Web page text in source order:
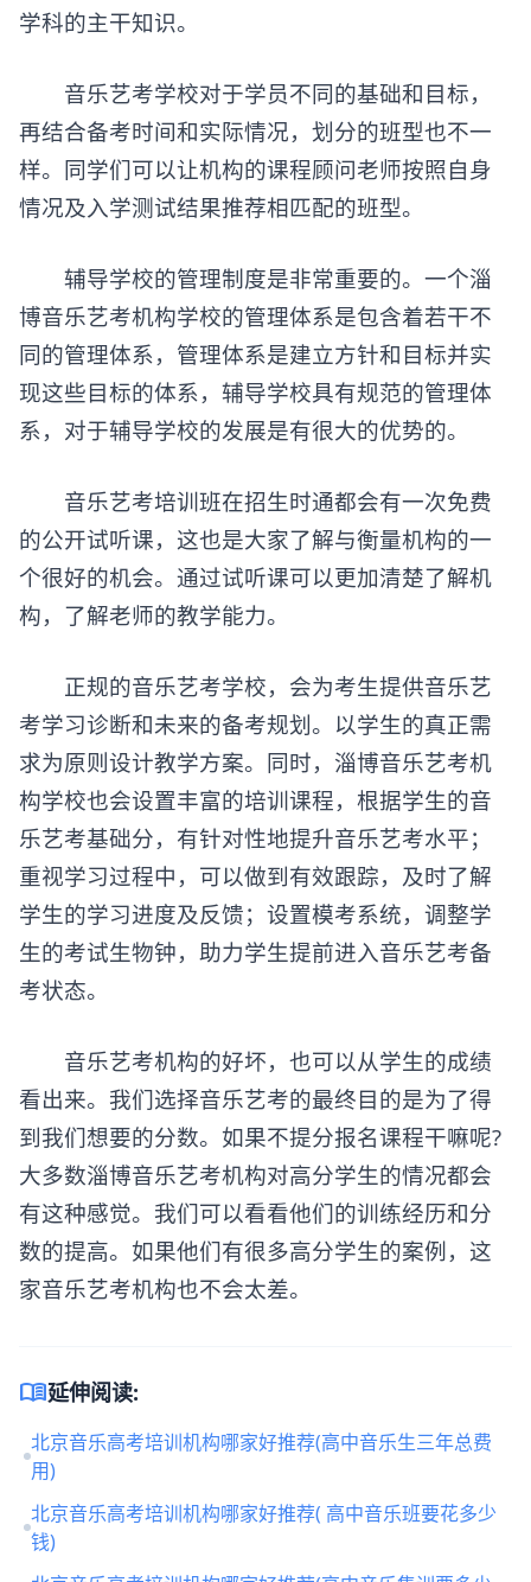
学科的主干知识。
音乐艺考学校对于学员不同的基础和目标，
再结合备考时间和实际情况，划分的班型也不一
样。同学们可以让机构的课程顾问老师按照自身
情况及入学测试结果推荐相匹配的班型。
辅导学校的管理制度是非常重要的。一个淄
博音乐艺考机构学校的管理体系是包含着若干不
同的管理体系，管理体系是建立方针和目标并实
现这些目标的体系，辅导学校具有规范的管理体
系，对于辅导学校的发展是有很大的优势的。
音乐艺考培训班在招生时通都会有一次免费
的公开试听课，这也是大家了解与衡量机构的一
个很好的机会。通过试听课可以更加清楚了解机
构，了解老师的教学能力。
正规的音乐艺考学校，会为考生提供音乐艺
考学习诊断和未来的备考规划。以学生的真正需
求为原则设计教学方案。同时，淄博音乐艺考机
构学校也会设置丰富的培训课程，根据学生的音
乐艺考基础分，有针对性地提升音乐艺考水平；
重视学习过程中，可以做到有效跟踪，及时了解
学生的学习进度及反馈；设置模考系统，调整学
生的考试生物钟，助力学生提前进入音乐艺考备
考状态。
音乐艺考机构的好坏，也可以从学生的成绩
看出来。我们选择音乐艺考的最终目的是为了得
到我们想要的分数。如果不提分报名课程干嘛呢?
大多数淄博音乐艺考机构对高分学生的情况都会
有这种感觉。我们可以看看他们的训练经历和分
数的提高。如果他们有很多高分学生的案例，这
家音乐艺考机构也不会太差。
menu_book延伸阅读:
北京音乐高考培训机构哪家好推荐(高中音乐生三年总费
用)
北京音乐高考培训机构哪家好推荐( 高中音乐班要花多少
钱)